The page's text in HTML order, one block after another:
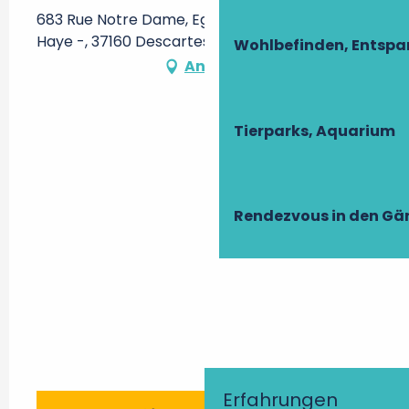
Wohlbefinden,
Tierparks, Aquarium
Rendezvous in den
Erfahrungen
683 Rue Notre Dame, Eglise Notre-Dame de la
Haye -, 37160 Descartes
Anfahrt